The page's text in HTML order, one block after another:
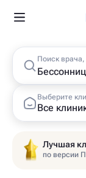
Поиск врача,
Выберите
Все
Лучшая
по версии